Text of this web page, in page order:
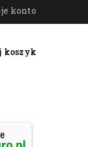
konto
koszyk